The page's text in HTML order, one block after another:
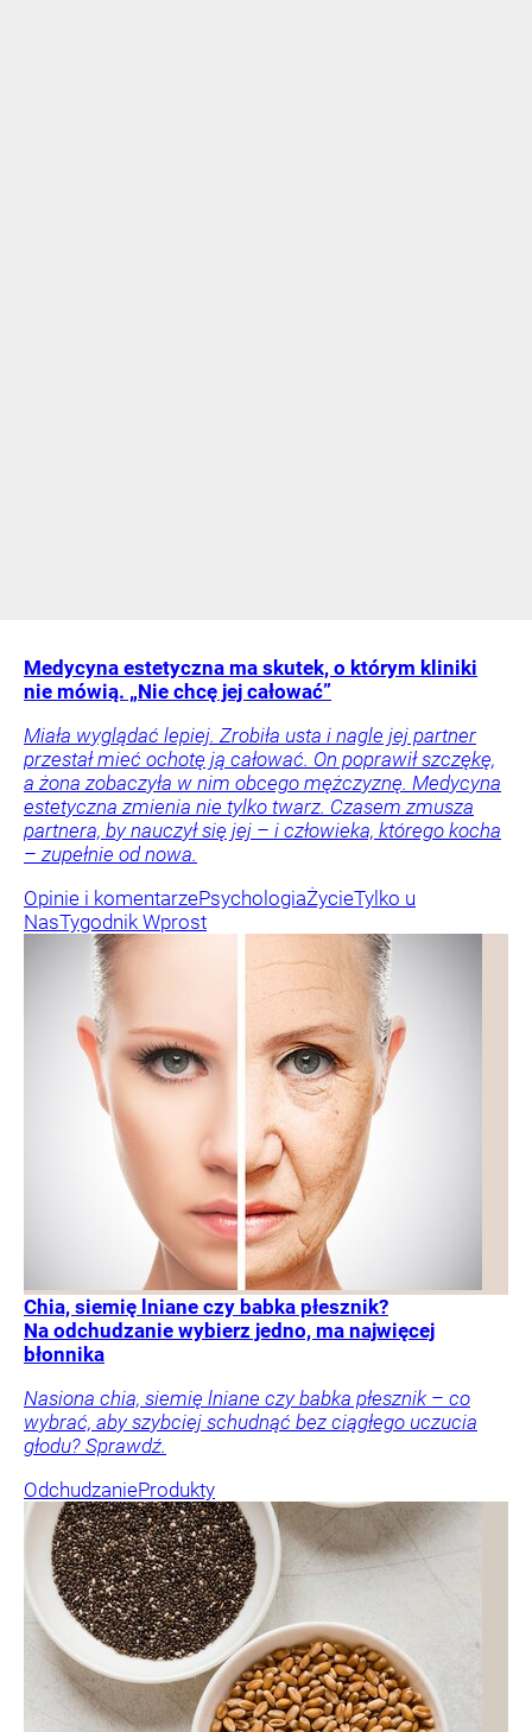
Medycyna estetyczna ma skutek, o którym kliniki
nie mówią. „Nie chcę jej całować”
Miała wyglądać lepiej. Zrobiła usta i nagle jej partner
przestał mieć ochotę ją całować. On poprawił szczękę,
a żona zobaczyła w nim obcego mężczyznę. Medycyna
estetyczna zmienia nie tylko twarz. Czasem zmusza
partnera, by nauczył się jej – i człowieka, którego kocha
– zupełnie od nowa.
Opinie i komentarzePsychologiaŻycieTylko u
NasTygodnik Wprost
Chia, siemię lniane czy babka płesznik?
Na odchudzanie wybierz jedno, ma najwięcej
błonnika
Nasiona chia, siemię lniane czy babka płesznik – co
wybrać, aby szybciej schudnąć bez ciągłego uczucia
głodu? Sprawdź.
OdchudzanieProdukty